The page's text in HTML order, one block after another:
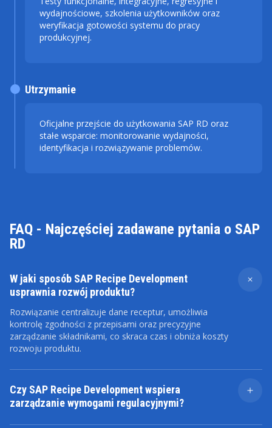
wydajnościowe, szkolenia użytkowników oraz
weryfikacja gotowości systemu do pracy
produkcyjnej.
Oficjalne przejście do użytkowania SAP RD oraz
stałe wsparcie: monitorowanie wydajności,
identyfikacja i rozwiązywanie problemów.
Utrzymanie
FAQ - Najczęściej zadawane pytania o SAP
RD
W jaki sposób SAP Recipe Development
usprawnia rozwój produktu?
Rozwiązanie centralizuje dane receptur, umożliwia
kontrolę zgodności z przepisami oraz precyzyjne
zarządzanie składnikami, co skraca czas i obniża koszty
rozwoju produktu.
Czy SAP Recipe Development wspiera
zarządzanie wymogami regulacyjnymi?
Tak. Rozwiązanie udostępnia mechanizmy wspierające